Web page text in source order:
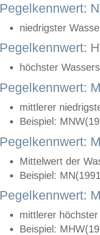
Pegelkennwert:
niedrigster
Pegelkennwert:
höchster
Pegelkennwert:
mittlerer
Beispiel:
Pegelkennwert:
Mittelwert der
Beispiel:
Pegelkennwert:
mittlerer
Beispiel: